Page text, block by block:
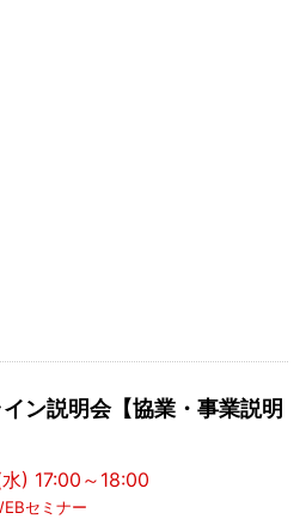
ン説明会【協業・事業説明
) 17:00～18:00
セミナー